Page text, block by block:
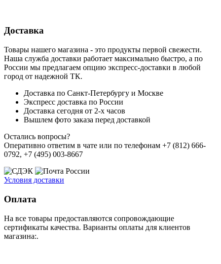
Доставка
Товары нашего магазина - это продукты первой свежести.
Наша служба доставки работает максимально быстро, а по
России мы предлагаем опцию экспресс-доставки в любой
город от надежной ТК.
Доставка по Санкт-Петербургу и Москве
Экспресс доставка по России
Доставка сегодня от 2-х часов
Вышлем фото заказа перед доставкой
Остались вопросы?
Оперативно ответим в чате или по телефонам +7 (812) 666-
0792, +7 (495) 003-8667
Условия доставки
Оплата
На все товары предоставляются сопровождающие
сертификаты качества. Варианты оплаты для клиентов
магазина:.